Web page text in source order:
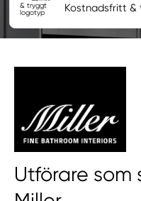
Utförare
Kostnadsfritt &